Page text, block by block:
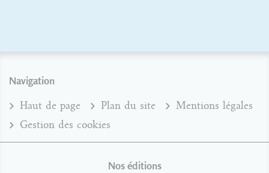
Navigation
Haut de page Plan du site
Mentions légales
Gestion des cookies
Nos éditions